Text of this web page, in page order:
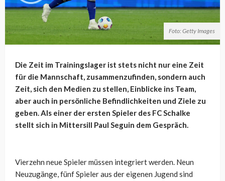
Foto: Getty Images
Die Zeit im Trainingslager ist stets nicht nur eine Zeit
für die Mannschaft, zusammenzufinden, sondern auch
Zeit, sich den Medien zu stellen, Einblicke ins Team,
aber auch in persönliche Befindlichkeiten und Ziele zu
geben. Als einer der ersten Spieler des FC Schalke
stellt sich in Mittersill Paul Seguin dem Gespräch.
Vierzehn neue Spieler müssen integriert werden. Neun
Neuzugänge, fünf Spieler aus der eigenen Jugend sind